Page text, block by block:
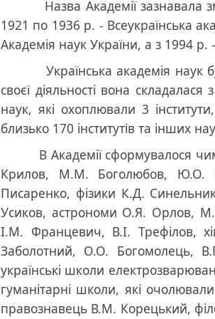
Назва Академії зазнавала
1921 по 1936 р. - Всеукраїнська
Академія наук України, а з 1994
Українська академія наук
своєї діяльності вона складалася
наук, які охоплювали 3
близько 170 інститутів та інших
В Академії сформувалося
Крилов, М.М. Боголюбов, Ю.О.
Писаренко, фізики К.Д.
Усиков, астрономи О.Я. Орлов,
І.М. Францевич, В.І. Трефілов,
Заболотний, О.О. Богомолець,
українські школи
гуманітарні школи, які
правознавець В.М. Корецький,